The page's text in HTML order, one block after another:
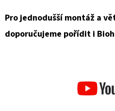
Pro jednodušší montáž a
doporučujeme pořídit i